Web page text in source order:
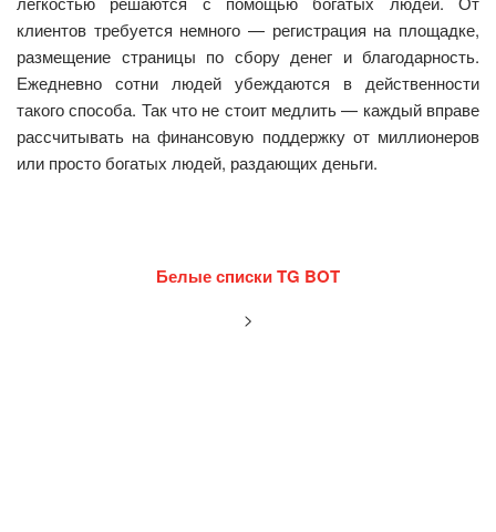
клиентов требуется немного — регистрация на площадке,
размещение страницы по сбору денег и благодарность.
Ежедневно сотни людей убеждаются в действенности
такого способа. Так что не стоит медлить — каждый вправе
рассчитывать на финансовую поддержку от миллионеров
или просто богатых людей, раздающих деньги.
Белые списки TG BOT
>